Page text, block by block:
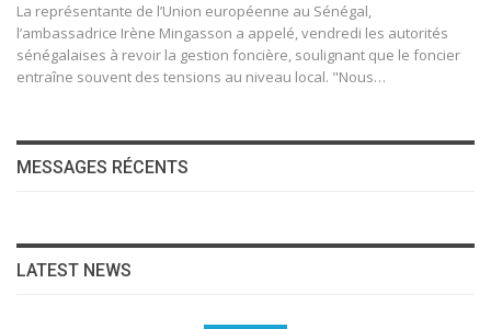
La représentante de l’Union européenne au Sénégal,
l’ambassadrice Irène Mingasson a appelé, vendredi les autorités
sénégalaises à revoir la gestion foncière, soulignant que le foncier
entraîne souvent des tensions au niveau local. "Nous…
MESSAGES RÉCENTS
LATEST NEWS